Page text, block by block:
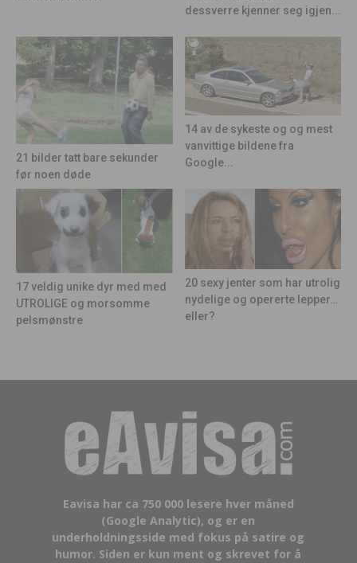
dessverre kjenner seg igjen...
21 bilder tatt bare sekunder
før noen døde
14 av de sykeste og og mest
vanvittige bildene fra
Google...
17 veldig unike dyr med med
UTROLIGE og morsomme
pelsmønstre
20 sexy jenter som har utrolig
nydelige og opererte lepper…
eller?
Eavisa har ca 750 000 lesere hver måned
(Google Analytic), og er en
underholdningsside med fokus på satire og
humor. Siden er kun ment og skrevet for å